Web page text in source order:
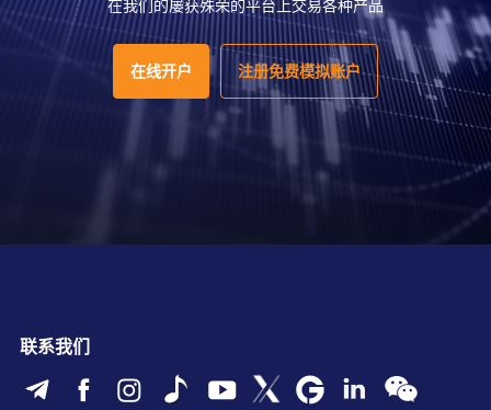
在我们的屡获殊荣的平台上交易各种产品
在线开户 注册免费模拟账户
联系我们